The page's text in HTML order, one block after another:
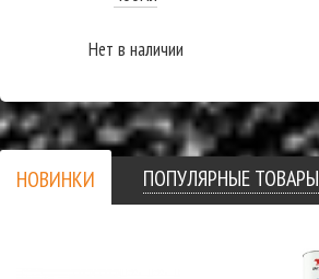
Нет в наличии
ПОДРОБНЕЕ
НОВИНКИ ПОПУЛЯРНЫЕ ТОВАРЫ